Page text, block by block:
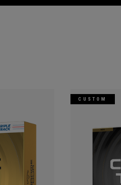
CUSTOM